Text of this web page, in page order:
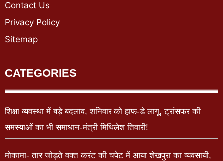
Contact Us
Privacy Policy
Sitemap
CATEGORIES
शिक्षा व्यवस्था में बड़े बदलाव, शनिवार को हाफ-डे लागू, ट्रांसफर की
समस्याओं का भी समाधान-मंत्री मिथिलेश तिवारी!
मोकामा- तार जोड़ते वक्त करंट की चपेट में आया शेखपुरा का व्यवसायी,